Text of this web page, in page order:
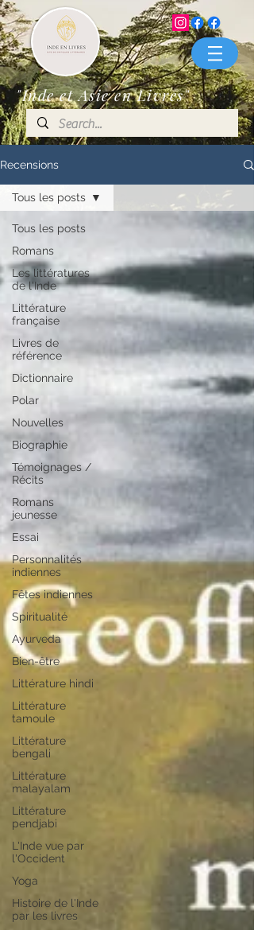
"Inde et Asie en Livres"
Recensions
Tous les posts
Romans
Les littératures
de l'Inde
Littérature
française
Livres de
référence
Dictionnaire
Polar
Nouvelles
Biographie
Témoignages /
Récits
Romans
jeunesse
Essai
Personnalités
indiennes
Fêtes indiennes
Spiritualité
Ayurveda
Bien-être
Littérature hindi
Littérature
tamoule
Littérature
bengali
Littérature
malayalam
Littérature
pendjabi
L'Inde vue par
l'Occident
Yoga
Histoire de l'Inde
par les livres
Tous les posts